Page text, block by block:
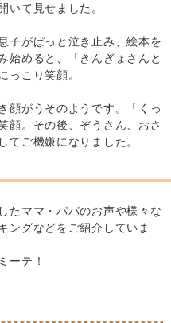
いて見せました。
子がぱっと泣き止み、絵本を
始めると、「きんぎょさんと
っこり笑顔。
顔がうそのようです。「くっ
顔。その後、ぞうさん、おさ
てご機嫌になりました。
たママ・パパのお声や様々な
ングなどをご紹介していま
ーテ！